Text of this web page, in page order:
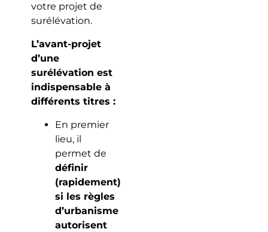
votre projet de
surélévation.
L’avant-projet
d’une
surélévation est
indispensable à
différents titres :
En premier
lieu, il
permet de
définir
(rapidement)
si les règles
d’urbanisme
autorisent